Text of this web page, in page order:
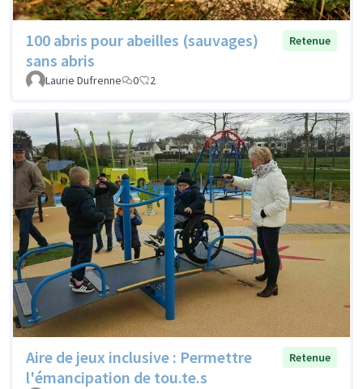
100 abris pour abeilles (sauvages)
sans abris
Retenue
Laurie Dufrenne 0 2
Aire de jeux inclusive : Permettre
l'émancipation de tou.te.s
Retenue